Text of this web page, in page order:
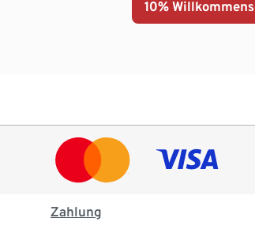
10%
Zahlung